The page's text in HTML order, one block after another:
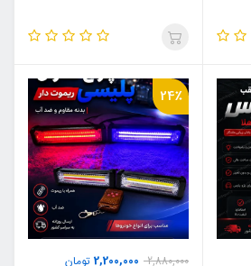
24٪
2,880,000
2,200,000 تومان